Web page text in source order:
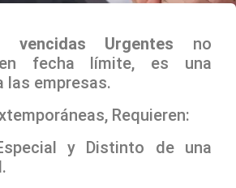
vencidas Urgentes no
en fecha límite, es una
las empresas.
Requieren:
y Distinto de una